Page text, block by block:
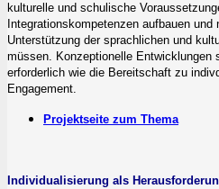
kulturelle und schulische
Integrationskompetenzen aufbauen
Unterstützung der sprachlichen und
müssen. Konzeptionelle Entwicklungen
erforderlich wie die Bereitschaft zu
Engagement.
Projektseite zum Thema
Individualisierung als